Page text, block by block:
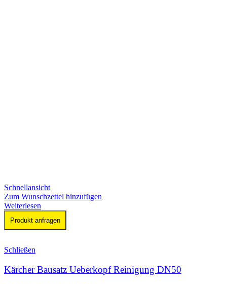
Schnellansicht
Zum Wunschzettel hinzufügen
Weiterlesen
Produkt anfragen
Schließen
Kärcher Bausatz Ueberkopf Reinigung DN50